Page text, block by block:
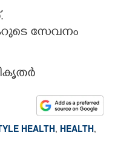
സേവനം
HEALTH, HEALTH,